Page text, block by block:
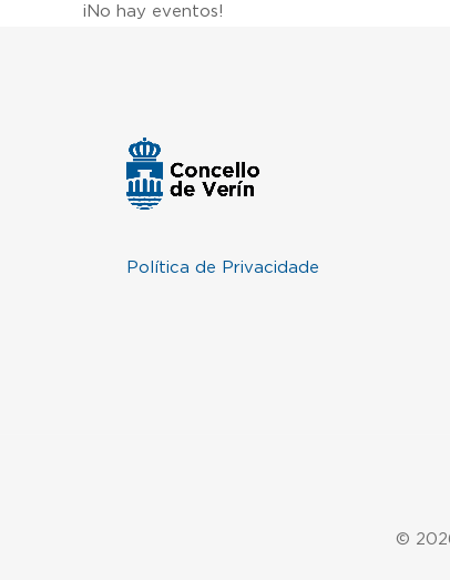
¡No hay eventos!
Política de Privacidade
©